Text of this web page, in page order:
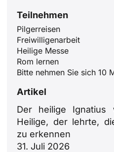
Teilnehmen
Pilgerreisen
Freiwilligenarbeit
Heilige Messe
Rom lernen
Bitte nehmen Sie sich 10
Artikel
Der heilige Ignatius
Heilige, der lehrte,
zu erkennen
31. Juli 2026